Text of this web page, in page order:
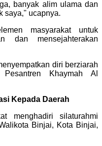
banyak alim ulama dan
saya," ucapnya.
masyarakat untuk
dan mensejahterakan
diri berziarah
Khaymah Al
Kepada Daerah
menghadiri silaturahmi
Binjai, Kota Binjai,